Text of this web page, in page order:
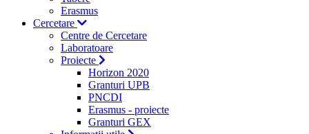
Erasmus
Cercetare
Centre de Cercetare
Laboratoare
Proiecte
Horizon 2020
Granturi UPB
PNCDI
Erasmus - proiecte
Granturi GEX